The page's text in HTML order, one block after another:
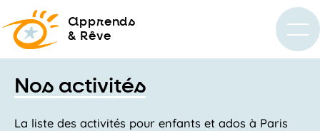
apprends
& Rêve
Nos activités
La liste des activités pour enfants et ados à Paris